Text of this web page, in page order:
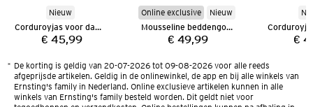
Nieuw
Corduroyjas voor dames
Prijs:
€ 45,99
Online exclusive
Nieuw
Mousseline beddengoed 135 x 200 cm
Prijs:
€ 49,99 €
* De korting is geldig van 20-07-2026 tot 09-08-2026 voor alle reeds
afgeprijsde artikelen. Geldig in de onlinewinkel, de app en bij alle winkels van
Ernsting's family in Nederland. Online exclusieve artikelen kunnen in alle
winkels van Ernsting's family besteld worden. Dit geldt niet voor